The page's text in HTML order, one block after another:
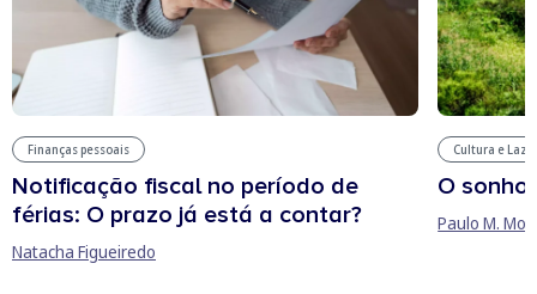
Finanças pessoais
Notificação fiscal no período de
férias: O prazo já está a contar?
Natacha Figueiredo
Cultura e
O sonho
Paulo M.